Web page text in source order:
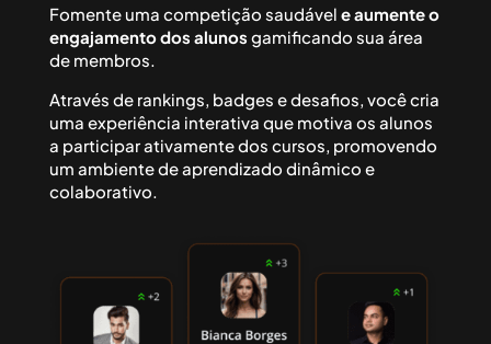
Fomente uma competição saudável e aumente o
engajamento dos alunos gamificando sua área
de membros.
Através de rankings, badges e desafios, você cria
uma experiência interativa que motiva os alunos
a participar ativamente dos cursos, promovendo
um ambiente de aprendizado dinâmico e
colaborativo.